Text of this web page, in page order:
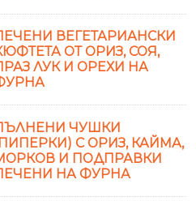
ВЕГЕТАРИАНСКИ
ОТ ОРИЗ, СОЯ,
ЛУК И ОРЕХИ НА
ЧУШКИ
С ОРИЗ, КАЙМА,
И ПОДПРАВКИ
НА ФУРНА